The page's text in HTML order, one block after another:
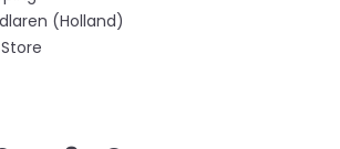
(Holland)